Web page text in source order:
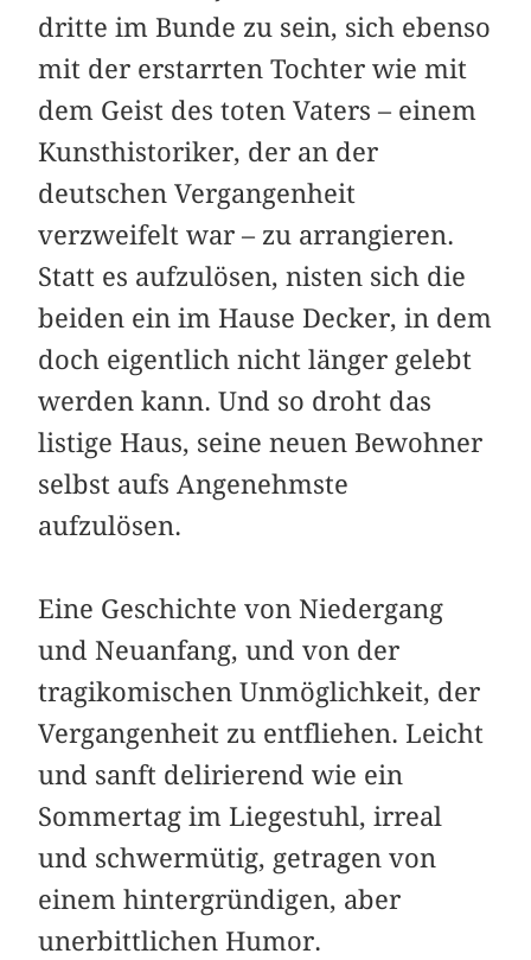
dritte im Bunde zu sein, sich ebenso
mit der erstarrten Tochter wie mit
dem Geist des toten Vaters – einem
Kunsthistoriker, der an der
deutschen Vergangenheit
verzweifelt war – zu arrangieren.
Statt es aufzulösen, nisten sich die
beiden ein im Hause Decker, in dem
doch eigentlich nicht ­länger gelebt
werden kann. Und so droht das
listige Haus, seine neuen Bewohner
selbst aufs ­Angenehmste
aufzulösen.
Eine Geschichte von Niedergang
und Neuanfang, und von der
tragikomischen Un­mög­lichkeit, der
Vergangenheit zu entfliehen. Leicht
und sanft delirierend wie ein
Sommertag im Liegestuhl, irreal
und schwermütig, getragen von
einem hintergründigen, aber
unerbittlichen Humor.